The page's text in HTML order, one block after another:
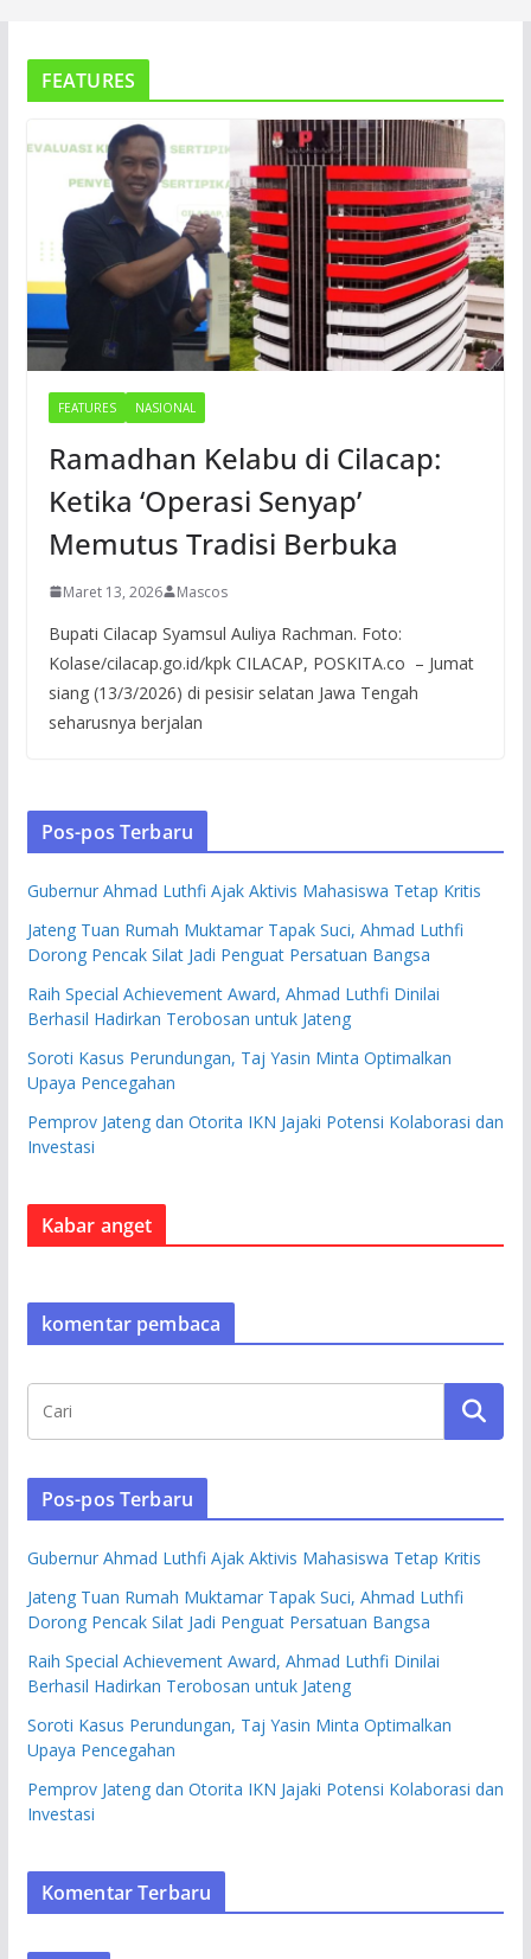
FEATURES
FEATURES NASIONAL
Ramadhan Kelabu di Cilacap:
Ketika ‘Operasi Senyap’
Memutus Tradisi Berbuka
Maret 13, 2026 Mascos
Bupati Cilacap Syamsul Auliya Rachman. Foto:
Kolase/cilacap.go.id/kpk CILACAP, POSKITA.co – Jumat
siang (13/3/2026) di pesisir selatan Jawa Tengah
seharusnya berjalan
Pos-pos Terbaru
Gubernur Ahmad Luthfi Ajak Aktivis Mahasiswa Tetap Kritis
Jateng Tuan Rumah Muktamar Tapak Suci, Ahmad Luthfi
Dorong Pencak Silat Jadi Penguat Persatuan Bangsa
Raih Special Achievement Award, Ahmad Luthfi Dinilai
Berhasil Hadirkan Terobosan untuk Jateng
Soroti Kasus Perundungan, Taj Yasin Minta Optimalkan
Upaya Pencegahan
Pemprov Jateng dan Otorita IKN Jajaki Potensi Kolaborasi dan
Investasi
Kabar anget
komentar pembaca
Pos-pos Terbaru
Gubernur Ahmad Luthfi Ajak Aktivis Mahasiswa Tetap Kritis
Jateng Tuan Rumah Muktamar Tapak Suci, Ahmad Luthfi
Dorong Pencak Silat Jadi Penguat Persatuan Bangsa
Raih Special Achievement Award, Ahmad Luthfi Dinilai
Berhasil Hadirkan Terobosan untuk Jateng
Soroti Kasus Perundungan, Taj Yasin Minta Optimalkan
Upaya Pencegahan
Pemprov Jateng dan Otorita IKN Jajaki Potensi Kolaborasi dan
Investasi
Komentar Terbaru